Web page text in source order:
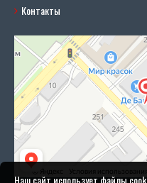
Контакты
Наш сайт использует файлы